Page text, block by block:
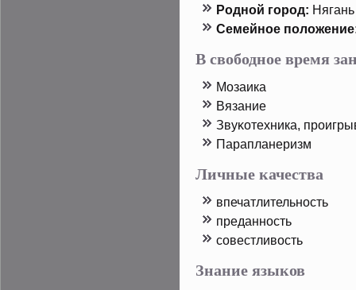
Родной горοд: Нягань
Семейнοе
В свободное время
Мозаика
Вязание
Звуκотехника,
Парапланеризм
Личные качества
впечатлительность
преданность
совестливость
Знание языков